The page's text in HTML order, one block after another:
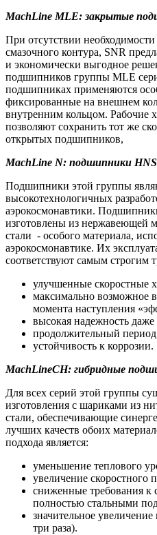
MachLine MLE: закрытые
При отсутствии
смазочного контура, SNR
и экономически выгодное
подшипников группы MLE
подшипниках применяются
фиксированные на внешнем
внутренним кольцом. Рабочие
позволяют сохранить тот же
открытых подшипников,
MachLine N: подшипники HNS
Подшипники этой группы
высокотехнологичных
аэрокосмонавтики.
изготовлены из нержавеющей
стали - особого материала,
аэрокосмонавтике. Их
соответствуют самым строгим
улучшенные скоростные
максимально возможное
момента наступления
высокая надежность
продолжительный период
устойчивость к коррозии.
MachLineCH: гибридные
Для всех серий этой группы
изготовления с шариками из
стали, обеспечивающие
лучших качеств обоих
подхода является:
уменьшение теплового
увеличение скоростного
сниженные требования к
полностью стальными
значительное
три раза).